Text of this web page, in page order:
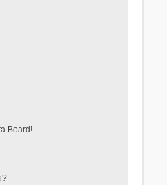
Board!